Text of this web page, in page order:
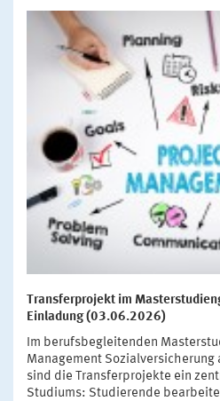
Transferprojekt im
Einladung (03.06.2026)
Im berufsbegleitenden
Management Sozialversicherung
sind die Transferprojekte ein
Studiums: Studierende